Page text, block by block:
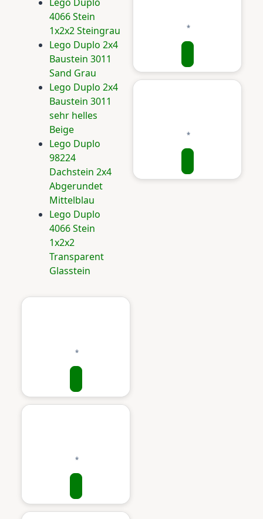
4066 Stein
1x2x2 Steingrau
Lego Duplo 2x4
Baustein 3011
Sand Grau
Lego Duplo 2x4
Baustein 3011
sehr helles
Beige
Lego Duplo
98224
Dachstein 2x4
Abgerundet
Mittelblau
Lego Duplo
4066 Stein
1x2x2
Transparent
Glasstein